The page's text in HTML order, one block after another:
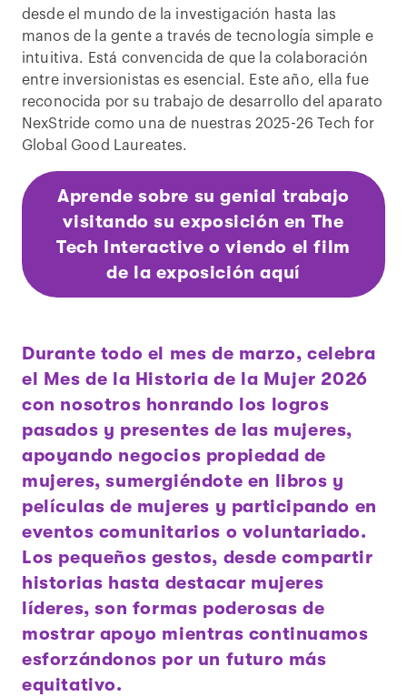
desde el mundo de la investigación hasta las
manos de la gente a través de tecnología simple e
intuitiva. Está convencida de que la colaboración
entre inversionistas es esencial. Este año, ella fue
reconocida por su trabajo de desarrollo del aparato
NexStride como una de nuestras 2025-26 Tech for
Global Good Laureates.
Aprende sobre su genial trabajo
visitando su exposición en The
Tech Interactive o viendo el film
de la exposición aquí
Durante todo el mes de marzo, celebra
el Mes de la Historia de la Mujer 2026
con nosotros honrando los logros
pasados y presentes de las mujeres,
apoyando negocios propiedad de
mujeres, sumergiéndote en libros y
películas de mujeres y participando en
eventos comunitarios o voluntariado.
Los pequeños gestos, desde compartir
historias hasta destacar mujeres
líderes, son formas poderosas de
mostrar apoyo mientras continuamos
esforzándonos por un futuro más
equitativo.